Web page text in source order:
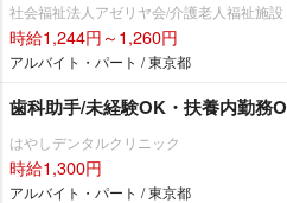
社会福祉法人アゼリヤ会/介護老人福祉施
時給1,244円～1,260円
アルバイト・パート / 東京都
歯科助手/未経験OK・扶養内勤務
はやしデンタルクリニック
時給1,300円
アルバイト・パート / 東京都